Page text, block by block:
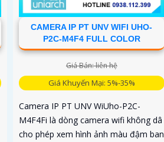
CAMERA IP PT UNV WIFI UHO-
P2C-M4F4 FULL COLOR
Giá Bán: liên hệ
Giá Khuyến Mại: 5%-35%
Camera IP PT UNV WiUho-P2C-
M4F4Fi là dòng camera wifi không dâ
cho phép xem hình ảnh màu đậm ban